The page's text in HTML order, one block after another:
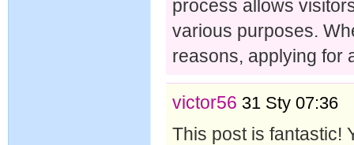
process allows
various purposes.
reasons, applying for
victor56 31 Sty 07:36
This post is fantastic!